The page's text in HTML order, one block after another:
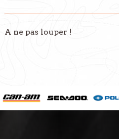
A ne pas louper !